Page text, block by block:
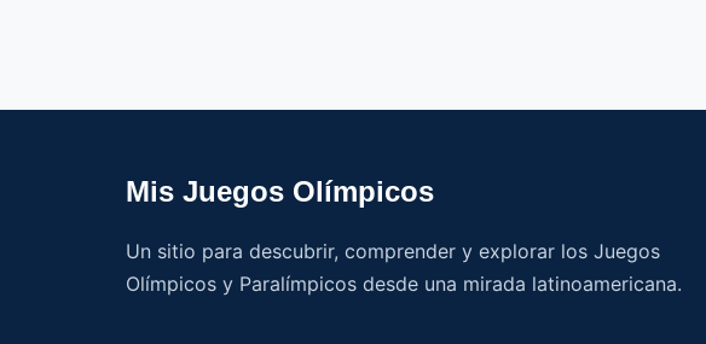
Mis Juegos Olímpicos
Un sitio para descubrir, comprender y explorar los Juegos
Olímpicos y Paralímpicos desde una mirada latinoamericana.